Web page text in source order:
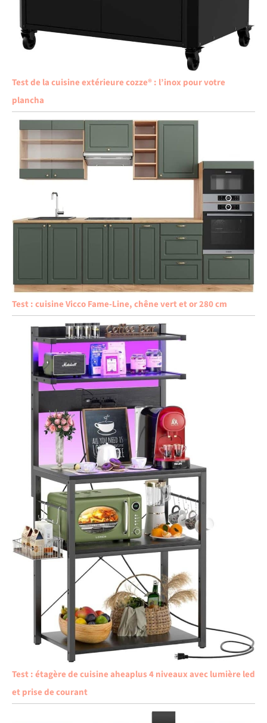
Test de la cuisine extérieure cozze® : l’inox pour votre
plancha
Test : cuisine Vicco Fame-Line, chêne vert et or 280 cm
Test : étagère de cuisine aheaplus 4 niveaux avec lumière led
et prise de courant